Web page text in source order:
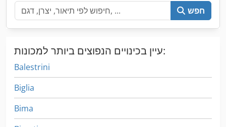
חפש
עיין בכינויים הנפוצים ביותר למכונות:
Balestrini
Biglia
Bima